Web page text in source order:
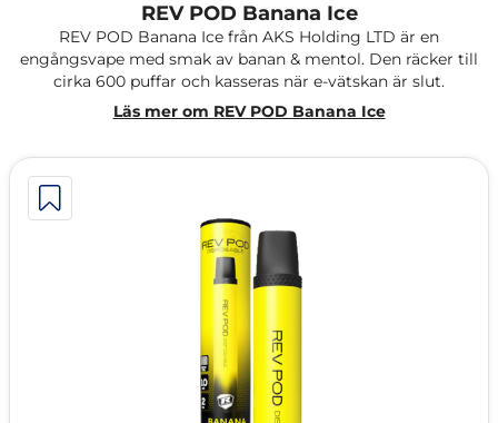
REV POD Banana Ice
REV POD Banana Ice från AKS Holding LTD är en
engångsvape med smak av banan & mentol. Den räcker till
cirka 600 puffar och kasseras när e-vätskan är slut.
Läs mer om REV POD Banana Ice